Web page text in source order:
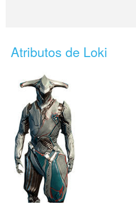
Atributos de Loki